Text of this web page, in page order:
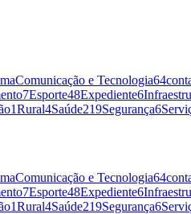
Comunicação e Tecnologia64
7Esporte48Expediente6
1Rural4Saúde219Segurança6
Comunicação e Tecnologia64
7Esporte48Expediente6
1Rural4Saúde219Segurança6